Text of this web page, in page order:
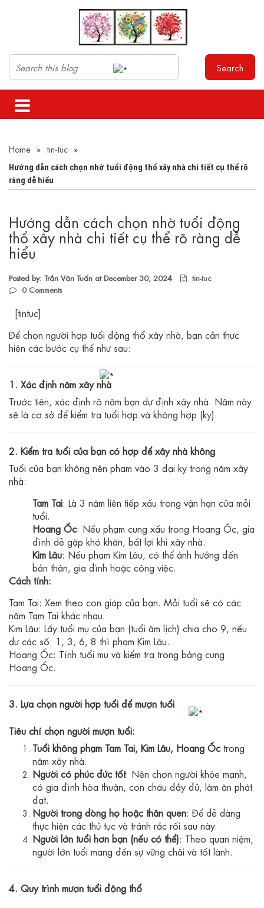
Search
Home » tin-tuc »
Hướng dẫn cách chọn nhờ tuổi động thổ xây nhà chi tiết cụ thể rõ
ràng dễ hiểu
Hướng dẫn cách chọn nhờ tuổi động
thổ xây nhà chi tiết cụ thể rõ ràng dễ
hiểu
Posted by: Trần Văn Tuấn at December 30, 2024
tin-tuc
0Comments
[tintuc]
Để chọn người hợp tuổi động thổ xây nhà, bạn cần thực
hiện các bước cụ thể như sau:
1. Xác định năm xây nhà
Trước tiên, xác định rõ năm bạn dự định xây nhà. Năm này
sẽ là cơ sở để kiểm tra tuổi hợp và không hợp (kỵ).
2. Kiểm tra tuổi của bạn có hợp để xây nhà không
Tuổi của bạn không nên phạm vào 3 đại kỵ trong năm xây
nhà:
Tam Tai: Là 3 năm liên tiếp xấu trong vận hạn của mỗi
tuổi.
Hoang Ốc: Nếu phạm cung xấu trong Hoang Ốc, gia
đình dễ gặp khó khăn, bất lợi khi xây nhà.
Kim Lâu: Nếu phạm Kim Lâu, có thể ảnh hưởng đến
bản thân, gia đình hoặc công việc.
Cách tính:
Tam Tai: Xem theo con giáp của bạn. Mỗi tuổi sẽ có các
năm Tam Tai khác nhau.
Kim Lâu: Lấy tuổi mụ của bạn (tuổi âm lịch) chia cho 9, nếu
dư các số: 1, 3, 6, 8 thì phạm Kim Lâu.
Hoang Ốc: Tính tuổi mụ và kiểm tra trong bảng cung
Hoang Ốc.
3. Lựa chọn người hợp tuổi để mượn tuổi
Tiêu chí chọn người mượn tuổi:
Tuổi không phạm Tam Tai, Kim Lâu, Hoang Ốc trong
năm xây nhà.
Người có phúc đức tốt: Nên chọn người khỏe mạnh,
có gia đình hòa thuận, con cháu đầy đủ, làm ăn phát
đạt.
Người trong dòng họ hoặc thân quen: Để dễ dàng
thực hiện các thủ tục và tránh rắc rối sau này.
Người lớn tuổi hơn bạn (nếu có thể): Theo quan niệm,
người lớn tuổi mang đến sự vững chãi và tốt lành.
4. Quy trình mượn tuổi động thổ